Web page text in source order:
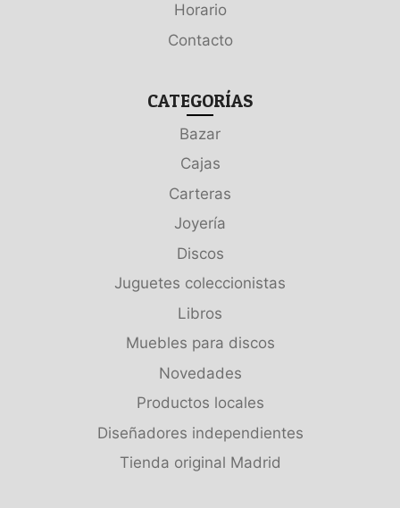
Horario
Contacto
CATEGORÍAS
Bazar
Cajas
Carteras
Joyería
Discos
Juguetes coleccionistas
Libros
Muebles para discos
Novedades
Productos locales
Diseñadores independientes
Tienda original Madrid